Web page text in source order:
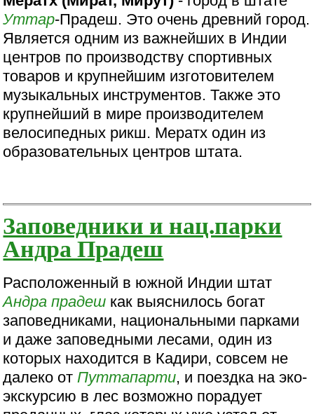
Уттар-Прадеш. Это очень древний город.
Является одним из важнейших в Индии
центров по производству спортивных
товаров и крупнейшим изготовителем
музыкальных инструментов. Также это
крупнейший в мире производителем
велосипедных рикш. Мератх один из
образовательных центров штата.
Заповедники и нац.парки
Андра Прадеш
Расположенный в южной Индии штат
Андра прадеш как выяснилось богат
заповедниками, национальными парками
и даже заповедными лесами, один из
которых находится в Кадири, совсем не
далеко отПуттапарти, и поездка на эко-
экскурсию в лес возможно порадует